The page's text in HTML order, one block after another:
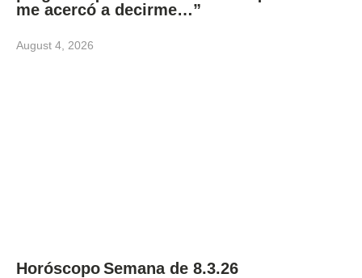
me acercó a decirme…”
August 4, 2026
Horóscopo Semana de 8.3.26